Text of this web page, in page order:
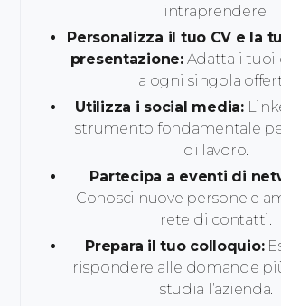
intraprendere.
Personalizza il tuo CV e la
presentazione:Adatta i tuoi
a ogni singola
Utilizza i social media:
strumento fondamentale
di lavoro.
Partecipa a eventi di
Conosci nuove persone e
rete di contatti.
Prepara il tuo colloquio:
rispondere alle domande
studia l’azienda.